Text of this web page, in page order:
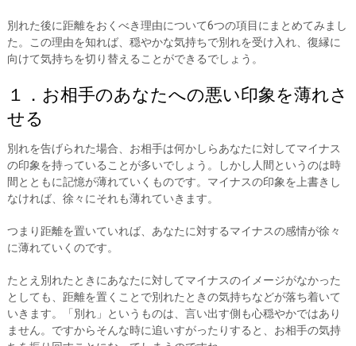
別れた後に距離をおくべき理由について6つの項目にまとめてみまし
た。この理由を知れば、穏やかな気持ちで別れを受け入れ、復縁に
向けて気持ちを切り替えることができるでしょう。
１．お相手のあなたへの悪い印象を薄れさ
せる
別れを告げられた場合、お相手は何かしらあなたに対してマイナス
の印象を持っていることが多いでしょう。しかし人間というのは時
間とともに記憶が薄れていくものです。マイナスの印象を上書きし
なければ、徐々にそれも薄れていきます。
つまり距離を置いていれば、あなたに対するマイナスの感情が徐々
に薄れていくのです。
たとえ別れたときにあなたに対してマイナスのイメージがなかった
としても、距離を置くことで別れたときの気持ちなどが落ち着いて
いきます。「別れ」というものは、言い出す側も心穏やかではあり
ません。ですからそんな時に追いすがったりすると、お相手の気持